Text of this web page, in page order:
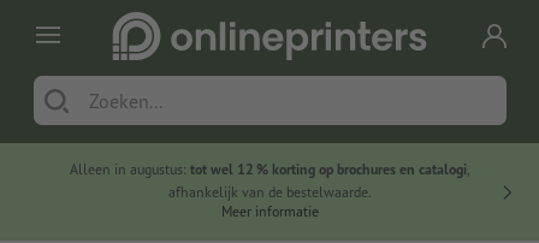
Alleen in augustus: tot wel 12 % korting op brochures en catalogi,
afhankelijk van de bestelwaarde.
Meer informatie